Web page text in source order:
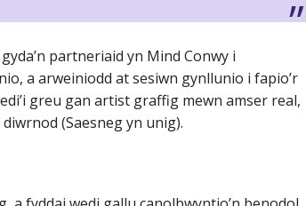
partneriaid yn Mind Conwy i
a arweiniodd at sesiwn gynllunio i fapio’r
greu gan artist graffig mewn amser real,
(Saesneg yn unig).